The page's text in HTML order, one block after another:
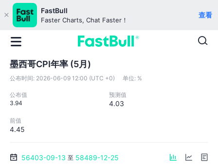
FastBull
Faster Charts, Chat Faster！
查看
墨西哥CPI年率 (5月)
公布时间: 2026-06-09 12:00 (UTC +0) 单位: %
公布值
3.94
预测值
4.03
前值
4.45
56403-09-13 至 58489-12-25